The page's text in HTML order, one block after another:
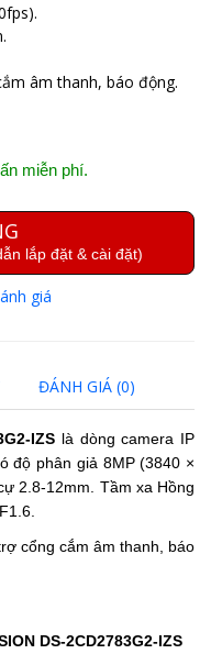
âm thanh, báo động.
miễn phí.
lắp đặt & cài đặt)
giá
ĐÁNH GIÁ (0)
IZS là dòng camera IP
độ phân giả 8MP (3840 ×
2.8-12mm. Tầm xa Hồng
cổng cắm âm thanh, báo
DS-2CD2783G2-IZS